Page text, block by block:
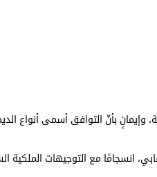
بأنّ التوافق أسمى أنواع
انسجامًا مع التوجيهات